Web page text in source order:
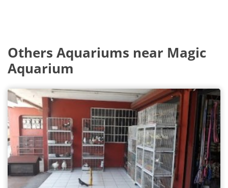
Others Aquariums near Magic
Aquarium